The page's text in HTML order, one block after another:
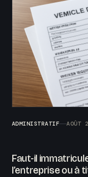
ADMINISTRATIF AOÛT
Faut-il
l’entreprise ou à